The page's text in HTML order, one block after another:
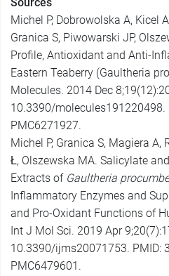
Michel P, Dobrowolska A, Kicel
Granica S, Piwowarski JP,
Profile, Antioxidant and Anti-
Eastern Teaberry (Gaultheria
Molecules. 2014 Dec
10.3390/molecules191220498.
PMC6271927.
Michel P, Granica S, Magiera A,
Ł, Olszewska MA. Salicylate
Extracts of Gaultheria
Inflammatory Enzymes and
and Pro-Oxidant Functions of
Int J Mol Sci. 2019 Apr
10.3390/ijms20071753. PMID:
PMC6479601.